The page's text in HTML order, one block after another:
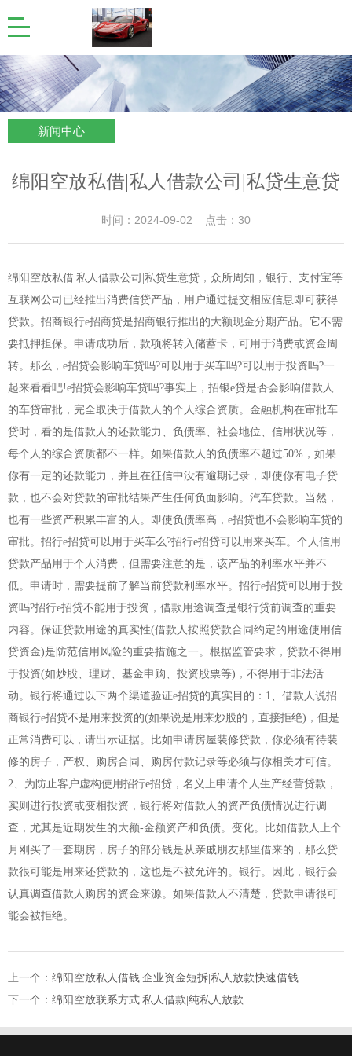
新闻中心
绵阳空放私借|私人借款公司|私贷生意贷
时间：2024-09-02 点击：30
绵阳空放私借|私人借款公司|私贷生意贷，众所周知，银行、支付宝等
互联网公司已经推出消费信贷产品，用户通过提交相应信息即可获得
贷款。招商银行e招商贷是招商银行推出的大额现金分期产品。它不需
要抵押担保。申请成功后，款项将转入储蓄卡，可用于消费或资金周
转。那么，e招贷会影响车贷吗?可以用于买车吗?可以用于投资吗?一
起来看看吧!e招贷会影响车贷吗?事实上，招银e贷是否会影响借款人
的车贷审批，完全取决于借款人的个人综合资质。金融机构在审批车
贷时，看的是借款人的还款能力、负债率、社会地位、信用状况等，
每个人的综合资质都不一样。如果借款人的负债率不超过50%，如果
你有一定的还款能力，并且在征信中没有逾期记录，即使你有电子贷
款，也不会对贷款的审批结果产生任何负面影响。汽车贷款。当然，
也有一些资产积累丰富的人。即使负债率高，e招贷也不会影响车贷的
审批。招行e招贷可以用于买车么?招行e招贷可以用来买车。个人信用
贷款产品用于个人消费，但需要注意的是，该产品的利率水平并不
低。申请时，需要提前了解当前贷款利率水平。招行e招贷可以用于投
资吗?招行e招贷不能用于投资，借款用途调查是银行贷前调查的重要
内容。保证贷款用途的真实性(借款人按照贷款合同约定的用途使用信
贷资金)是防范信用风险的重要措施之一。根据监管要求，贷款不得用
于投资(如炒股、理财、基金申购、投资股票等)，不得用于非法活
动。银行将通过以下两个渠道验证e招贷的真实目的：1、借款人说招
商银行e招贷不是用来投资的(如果说是用来炒股的，直接拒绝)，但是
正常消费可以，请出示证据。比如申请房屋装修贷款，你必须有待装
修的房子，产权、购房合同、购房付款记录等必须与你相关才可信。
2、为防止客户虚构使用招行e招贷，名义上申请个人生产经营贷款，
实则进行投资或变相投资，银行将对借款人的资产负债情况进行调
查，尤其是近期发生的大额-金额资产和负债。变化。比如借款人上个
月刚买了一套期房，房子的部分钱是从亲戚朋友那里借来的，那么贷
款很可能是用来还贷款的，这也是不被允许的。银行。因此，银行会
认真调查借款人购房的资金来源。如果借款人不清楚，贷款申请很可
能会被拒绝。
上一个： 绵阳空放私人借钱|企业资金短拆|私人放款快速借钱
下一个： 绵阳空放联系方式|私人借款|纯私人放款